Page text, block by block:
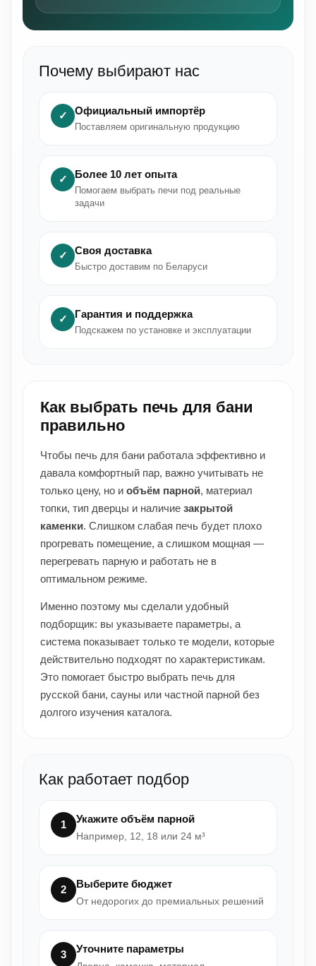
Почему выбирают нас
✓ Официальный импортёр
Поставляем оригинальную продукцию
✓ Более 10 лет опыта
Помогаем выбрать печи под реальные
задачи
✓ Своя доставка
Быстро доставим по Беларуси
✓ Гарантия и поддержка
Подскажем по установке и эксплуатации
Как выбрать печь для бани
правильно
Чтобы печь для бани работала эффективно и
давала комфортный пар, важно учитывать не
только цену, но и объём парной, материал
топки, тип дверцы и наличие закрытой
каменки. Слишком слабая печь будет плохо
прогревать помещение, а слишком мощная —
перегревать парную и работать не в
оптимальном режиме.
Именно поэтому мы сделали удобный
подборщик: вы указываете параметры, а
система показывает только те модели, которые
действительно подходят по характеристикам.
Это помогает быстро выбрать печь для
русской бани, сауны или частной парной без
долгого изучения каталога.
Как работает подбор
1 Укажите объём парной
Например, 12, 18 или 24 м³
2 Выберите бюджет
От недорогих до премиальных решений
3 Уточните параметры